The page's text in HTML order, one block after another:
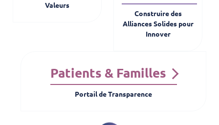
Valeurs
Construire des
Alliances Solides pour
Innover
Patients & Familles
Portail de Transparence